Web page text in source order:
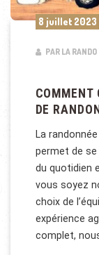
8 juillet 2023
PAR LA RANDO
COMMENT
DE
La
permet de se
du quotidien
vous soyez
choix de
expérience
complet,